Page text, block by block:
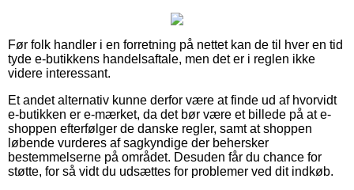
Før folk handler i en forretning på nettet kan de til hver en tid
tyde e-butikkens handelsaftale, men det er i reglen ikke
videre interessant.
Et andet alternativ kunne derfor være at finde ud af hvorvidt
e-butikken er e-mærket, da det bør være et billede på at e-
shoppen efterfølger de danske regler, samt at shoppen
løbende vurderes af sagkyndige der behersker
bestemmelserne på området. Desuden får du chance for
støtte, for så vidt du udsættes for problemer ved dit indkøb.